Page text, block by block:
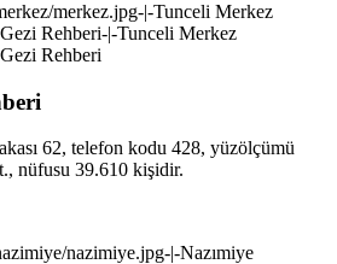
merkez.jpg-|-Tunceli Merkez
Rehberi-|-Tunceli Merkez
Rehberi
62, telefon kodu 428, yüzölçümü
nüfusu 39.610 kişidir.
nazimiye.jpg-|-Nazımiye